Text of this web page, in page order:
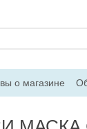
о магазине